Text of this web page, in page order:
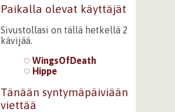
Paikalla olevat käyttäjät
Sivustollasi on tällä hetkellä 2
kävijää.
WingsOfDeath
Hippe
Tänään syntymäpäiviään
viettää